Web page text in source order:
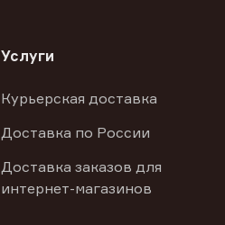
Услуги
Курьерская доставка
Доставка по России
Доставка заказов для
интернет-магазинов